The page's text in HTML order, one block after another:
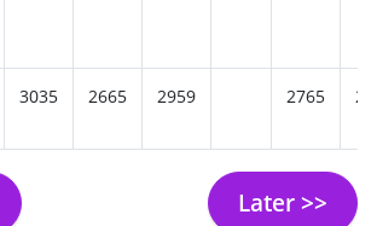
3035 2665 2959 2765
Later >>